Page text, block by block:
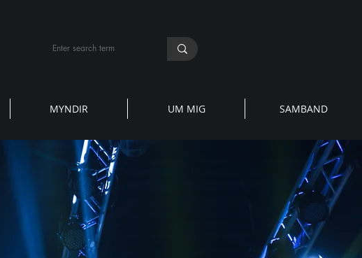
MYNDIR UM MIG SAMBAND